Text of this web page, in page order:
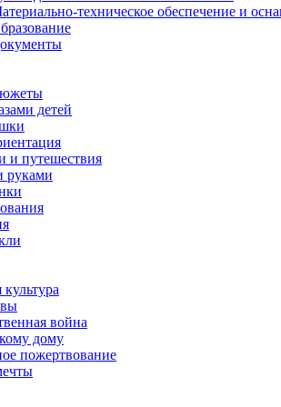
техническое обеспечение и
детей
и путешествия
руками
культура
война
дому
пожертвование